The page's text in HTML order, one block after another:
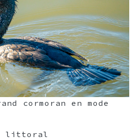
cormoran en mode
littoral